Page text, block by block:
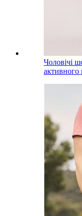
Чоловічі
активного